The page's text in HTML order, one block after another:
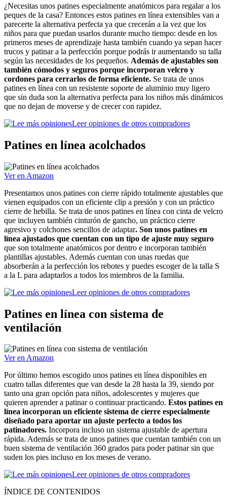
¿Necesitas unos patines especialmente anatómicos para regalar a los
peques de la casa? Entonces estos patines en línea extensibles van a
parecerte la alternativa perfecta ya que crecerán a la vez que los
niños para que puedan usarlos durante mucho tiempo: desde en los
primeros meses de aprendizaje hasta también cuando ya sepan hacer
trucos y patinar a la perfección porque podrás ir aumentando su talla
según las necesidades de los pequeños. Además de ajustables son
también cómodos y seguros porque incorporan velcro y
cordones para cerrarlos de forma eficiente. Se trata de unos
patines en línea con un resistente soporte de aluminio muy ligero
que sin duda son la alternativa perfecta para los niños más dinámicos
que no dejan de moverse y de crecer con rapidez.
Leer opiniones de otros compradores
Patines en línea acolchados
Ver en Amazon
Presentamos unos patines con cierre rápido totalmente ajustables que
vienen equipados con un eficiente clip a presión y con un práctico
cierre de hebilla. Se trata de unos patines en línea con cinta de velcro
que incluyen también cinturón de gancho, un práctico cierre
agresivo y colchones sencillos de adaptar. Son unos patines en
línea ajustados que cuentan con un tipo de ajuste muy seguro
que son totalmente anatómicos por dentro e incorporan también
plantillas ajustables. Además cuentan con unas ruedas que
absorberán a la perfección los rebotes y puedes escoger de la talla S
a la L para adaptarlos a todos los miembros de la familia.
Leer opiniones de otros compradores
Patines en línea con sistema de
ventilación
Ver en Amazon
Por último hemos escogido unos patines en línea disponibles en
cuatro tallas diferentes que van desde la 28 hasta la 39, siendo por
tanto una gran opción para niños, adolescentes y mujeres que
quieren aprender a patinar o continuar practicando. Estos patines en
línea incorporan un eficiente sistema de cierre especialmente
diseñado para aportar un ajuste perfecto a todos los
patinadores. Incorpora incluso un sistema ajustable de apertura
rápida. Además se trata de unos patines que cuentan también con un
buen sistema de ventilación 360 grados para poder patinar sin que
suden los pies incluso en los meses de verano.
Leer opiniones de otros compradores
ÍNDICE DE CONTENIDOS